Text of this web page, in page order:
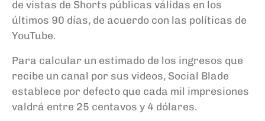
de vistas de Shorts públicas válidas en los
últimos 90 días, de acuerdo con las políticas de
YouTube.
Para calcular un estimado de los ingresos que
recibe un canal por sus videos, Social Blade
establece por defecto que cada mil impresiones
valdrá entre 25 centavos y 4 dólares.